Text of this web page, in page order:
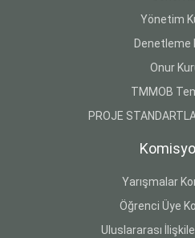
Yönetim
Denetleme
Onur
TMMOB
PROJE
Yarışmalar
Öğrenci Üye
Uluslararası